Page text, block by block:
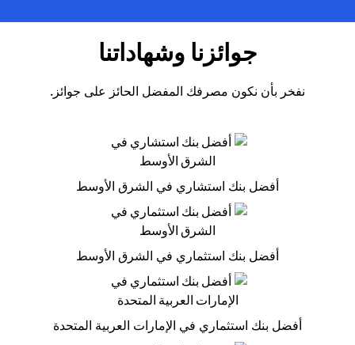
جوائزنا وشهاداتنا
نفخر بأن نكون مصرفك المفضل الحائز على جوائز.
أفضل بنك استشاري في الشرق الأوسط
أفضل بنك استثماري في الشرق الأوسط
أفضل بنك استثماري في الإمارات العربية المتحدة